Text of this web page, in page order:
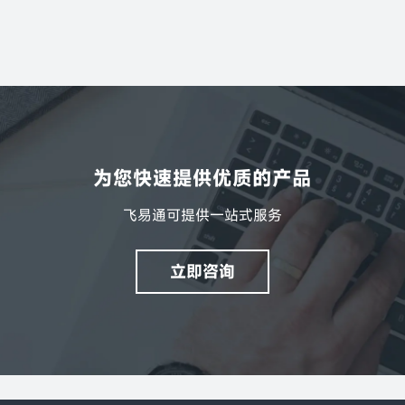
个人音频分享 公共电视
为您快速提供优质的产品
飞易通可提供一站式服务
立即咨询